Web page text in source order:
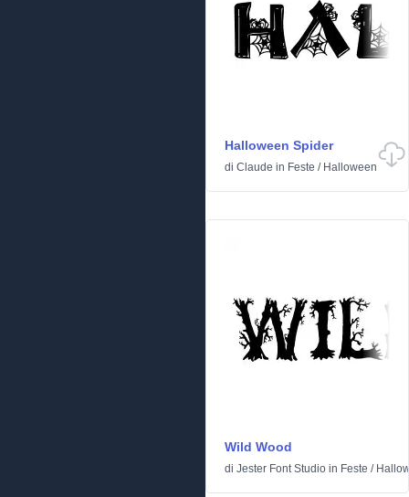
Halloween Spider
di Claude in Feste / Halloween
Wild Wood
di Jester Font Studio in Feste /